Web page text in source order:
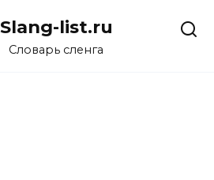
Slang-list.ru
Словарь сленга